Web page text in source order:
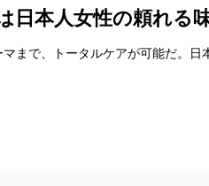
日本人女性の頼れる
まで、トータルケアが可能だ。